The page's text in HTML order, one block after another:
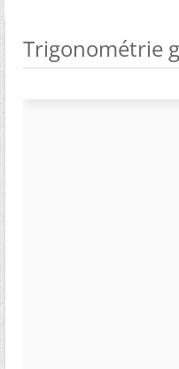
Trigonométrie